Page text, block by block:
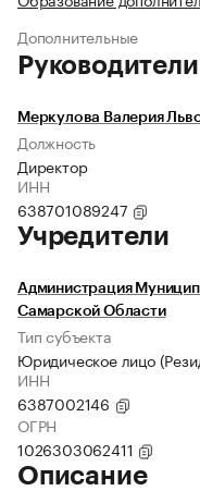
Дополнительные
Руководители
Меркулова Валерия
Должность
Директор
ИНН
638701089247
Учредители
Администрация
Самарской Области
Тип субъекта
Юридическое лицо
ИНН
6387002146
ОГРН
1026303062411
Описание